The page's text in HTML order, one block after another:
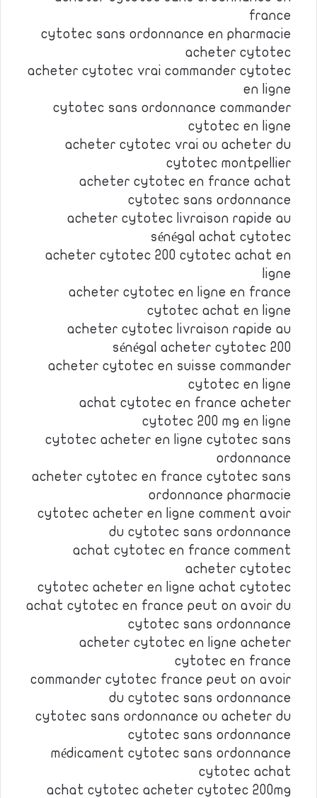
france
cytotec sans ordonnance en pharmacie
acheter cytotec
acheter cytotec vrai commander cytotec
en ligne
cytotec sans ordonnance commander
cytotec en ligne
acheter cytotec vrai ou acheter du
cytotec montpellier
acheter cytotec en france achat
cytotec sans ordonnance
acheter cytotec livraison rapide au
sénégal achat cytotec
acheter cytotec 200 cytotec achat en
ligne
acheter cytotec en ligne en france
cytotec achat en ligne
acheter cytotec livraison rapide au
sénégal acheter cytotec 200
acheter cytotec en suisse commander
cytotec en ligne
achat cytotec en france acheter
cytotec 200 mg en ligne
cytotec acheter en ligne cytotec sans
ordonnance
acheter cytotec en france cytotec sans
ordonnance pharmacie
cytotec acheter en ligne comment avoir
du cytotec sans ordonnance
achat cytotec en france comment
acheter cytotec
cytotec acheter en ligne achat cytotec
achat cytotec en france peut on avoir du
cytotec sans ordonnance
acheter cytotec en ligne acheter
cytotec en france
commander cytotec france peut on avoir
du cytotec sans ordonnance
cytotec sans ordonnance ou acheter du
cytotec sans ordonnance
médicament cytotec sans ordonnance
cytotec achat
achat cytotec acheter cytotec 200mg